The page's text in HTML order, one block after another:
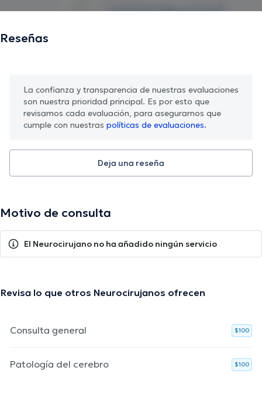
Reseñas
La confianza y transparencia de nuestras evaluaciones
son nuestra prioridad principal. Es por esto que
revisamos cada evaluación, para asegurarnos que
cumple con nuestras políticas de evaluaciones.
Deja una reseña
Motivo de consulta
El Neurocirujano no ha añadido ningún servicio
Revisa lo que otros Neurocirujanos ofrecen
Consulta general $100
Patología del cerebro $100